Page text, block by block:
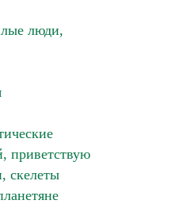
люди,
приветствую
скелеты